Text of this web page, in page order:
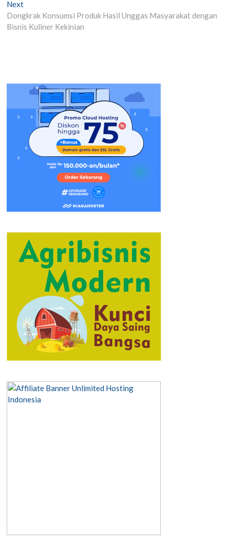
NextNext
post:
Dongkrak Konsumsi Produk Hasil Unggas Masyarakat dengan
Bisnis Kuliner Kekinian